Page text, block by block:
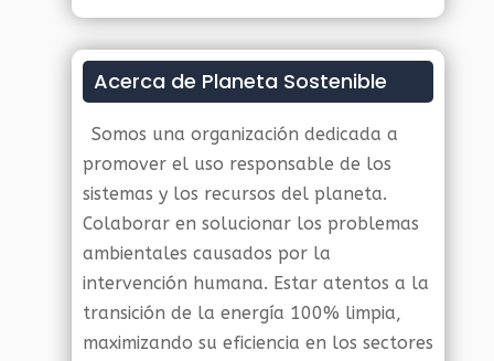
Acerca de Planeta Sostenible
Somos una organización dedicada a
promover el uso responsable de los
sistemas y los recursos del planeta.
Colaborar en solucionar los problemas
ambientales causados por la
intervención humana. Estar atentos a la
transición de la energía 100% limpia,
maximizando su eficiencia en los sectores